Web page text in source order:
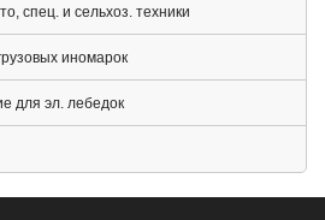
спец. и сельхоз. техники
иномарок
для эл. лебедок